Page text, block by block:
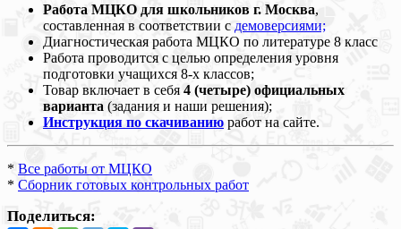
Работа МЦКО для школьников г. Москва,
составленная в соответствии с демоверсиями;
Диагностическая работа МЦКО по литературе 8 класс
Работа проводится с целью определения уровня
подготовки учащихся 8-х классов;
Товар включает в себя 4 (четыре) официальных
варианта (задания и наши решения);
Инструкция по скачиванию работ на сайте.
* Все работы от МЦКО
* Сборник готовых контрольных работ
Поделиться: